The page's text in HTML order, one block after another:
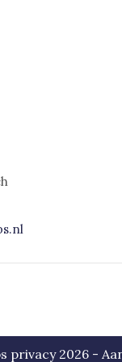
privacy 2026 -